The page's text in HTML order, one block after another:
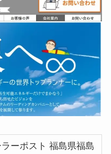
ーポスト 福島県福島